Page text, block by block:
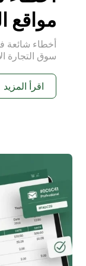
مواقع
أخطاء شائعة
سوق التجارة
اقرأ المزيد